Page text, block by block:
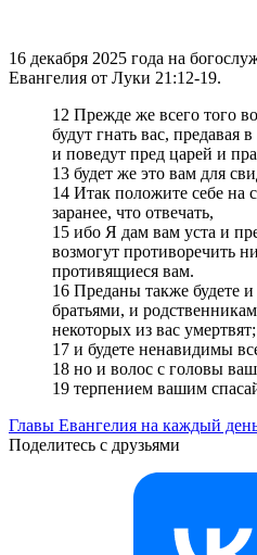
16 декабря 2025 года на
Евангелия от Луки 21:12-19.
12 Прежде же всего того
будут гнать вас, предавая
и поведут пред царей и
13 будет же это вам для
14 Итак положите себе на
заранее, что отвечать,
15 ибо Я дам вам уста и
возмогут противоречить
противящиеся вам.
16 Преданы также будете
братьями, и
некоторых из вас умертвят;
17 и будете ненавидимы
18 но и волос с головы
19 терпением вашим
Главы Евангелия на каждый
Поделитесь с друзьями